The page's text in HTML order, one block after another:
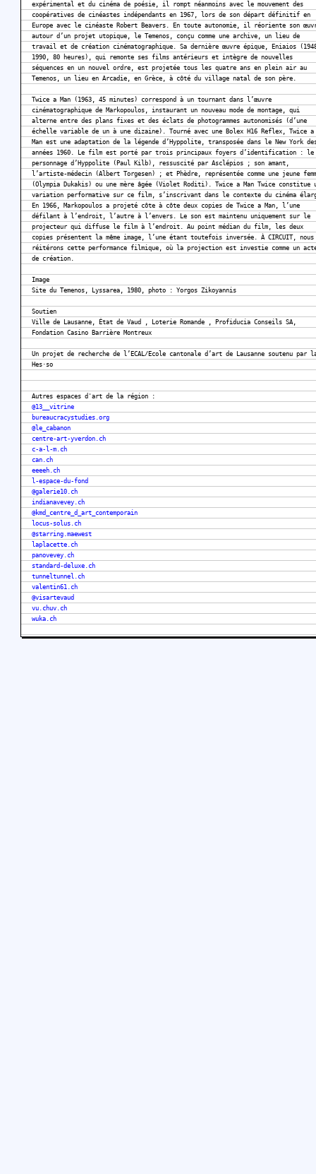
expérimental et du cinéma de poésie, il rompt néanmoins avec le mouvement des
coopératives de cinéastes indépendants en 1967, lors de son départ définitif en
Europe avec le cinéaste Robert Beavers. En toute autonomie, il réoriente son
autour d’un projet utopique, le Temenos, conçu comme une archive, un lieu de
travail et de création cinématographique. Sa dernière œuvre épique, Eniaios
1990, 80 heures), qui remonte ses films antérieurs et intègre de nouvelles
séquences en un nouvel ordre, est projetée tous les quatre ans en plein air au
Temenos, un lieu en Arcadie, en Grèce, à côté du village natal de son père.
Twice a Man (1963, 45 minutes) correspond à un tournant dans l’œuvre
cinématographique de Markopoulos, instaurant un nouveau mode de montage, qui
alterne entre des plans fixes et des éclats de photogrammes autonomisés (d’une
échelle variable de un à une dizaine). Tourné avec une Bolex H16 Reflex, Twice a
Man est une adaptation de la légende d’Hyppolite, transposée dans le New York
années 1960. Le film est porté par trois principaux foyers d’identification : le
personnage d’Hyppolite (Paul Kilb), ressuscité par Asclépios ; son amant,
l’artiste-médecin (Albert Torgesen) ; et Phèdre, représentée comme une jeune
(Olympia Dukakis) ou une mère âgée (Violet Roditi). Twice a Man Twice constitue
variation performative sur ce film, s’inscrivant dans le contexte du cinéma
En 1966, Markopoulos a projeté côte à côte deux copies de Twice a Man, l’une
défilant à l’endroit, l’autre à l’envers. Le son est maintenu uniquement sur le
projecteur qui diffuse le film à l’endroit. Au point médian du film, les deux
copies présentent la même image, l’une étant toutefois inversée. À CIRCUIT, nous
réitérons cette performance filmique, où la projection est investie comme un
de création.
Image
Site du Temenos, Lyssarea, 1980, photo : Yorgos Zikoyannis
Soutien
Ville de Lausanne, État de Vaud , Loterie Romande , Profiducia Conseils SA,
Fondation Casino Barrière Montreux
Un projet de recherche de l’ECAL/Ecole cantonale d’art de Lausanne soutenu par
Hes·so
Autres espaces d'art de la région :
@13__vitrine
bureaucracystudies.org
@le_cabanon
centre-art-yverdon.ch
c-a-l-m.ch
can.ch
eeeeh.ch
l-espace-du-fond
@galerie10.ch
indianavevey.ch
@kmd_centre_d_art_contemporain
locus-solus.ch
@starring.maewest
laplacette.ch
panovevey.ch
standard-deluxe.ch
tunneltunnel.ch
valentin61.ch
@visartevaud
vu.chuv.ch
wuka.ch